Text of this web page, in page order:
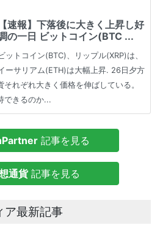
【速報】下落後に大きく上昇し好
の一日 ビットコイン(BTC ...
ットコイン(BTC)、リップル(XRP)は、
ーサリアム(ETH)は大幅上昇. 26日夕方
れぞれ大きく価格を伸ばしている。
できるのか...
記事を見る
通貨記事を見る
ア最新記事